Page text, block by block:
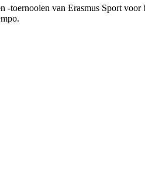
-toernooien van Erasmus Sport